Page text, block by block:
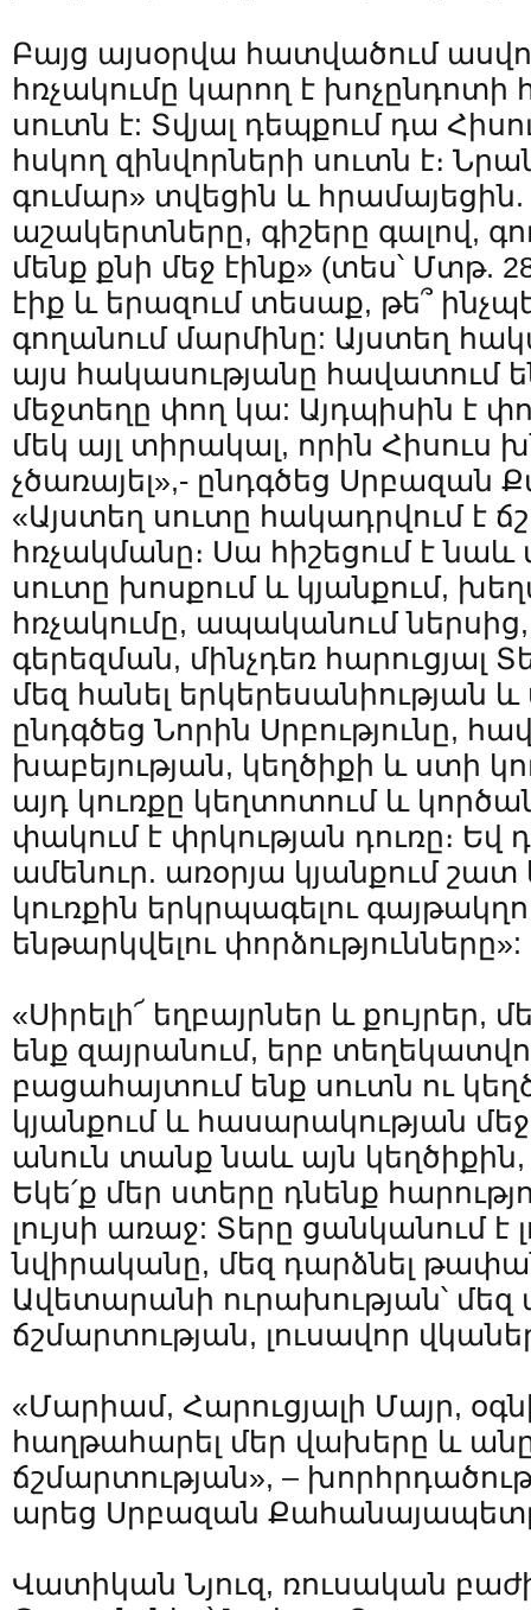
Բայց այսօրվա հատվածում
հռչակումը կարող է խոչընդոտի
սուտն է: Տվյալ դեպքում դա
հսկող զինվորների սուտն է։
գումար» տվեցին և
աշակերտները, գիշերը գալով,
մենք քնի մեջ էինք» (տես՝ Մտթ.
էիք և երազում տեսաք, թե՞
գողանում մարմինը: Այստեղ
այս հակասությանը հավատում
մեջտեղը փող կա: Այդպիսին է
մեկ այլ տիրակալ, որին Հիսուս
չծառայել»,- ընդգծեց Սրբազան
«Այստեղ սուտը հակադրվում է
հռչակմանը։ Սա հիշեցում է
սուտը խոսքում և կյանքում,
հռչակումը, ապականում
գերեզման, մինչդեռ հարուցյալ
մեզ հանել երկերեսանիության
ընդգծեց Նորին Սրբությունը,
խաբեյության, կեղծիքի և ստի
այդ կուռքը կեղտոտում և
փակում է փրկության դուռը։ Եվ
ամենուր. առօրյա կյանքում շատ
կուռքին երկրպագելու
ենթարկվելու փորձությունները»:
«Սիրելի՜ եղբայրներ և
ենք զայրանում, երբ
բացահայտում ենք սուտն ու
կյանքում և հասարակության
անուն տանք նաև այն կեղծիքին,
Եկե՛ք մեր ստերը դնենք
լույսի առաջ: Տերը ցանկանում է
նվիրականը, մեզ դարձնել
Ավետարանի ուրախության՝
ճշմարտության, լուսավոր
«Մարիամ, Հարուցյալի Մայր,
հաղթահարել մեր վախերը և
ճշմարտության», –
արեց Սրբազան
Վատիկան Նյուզ, ռուսական